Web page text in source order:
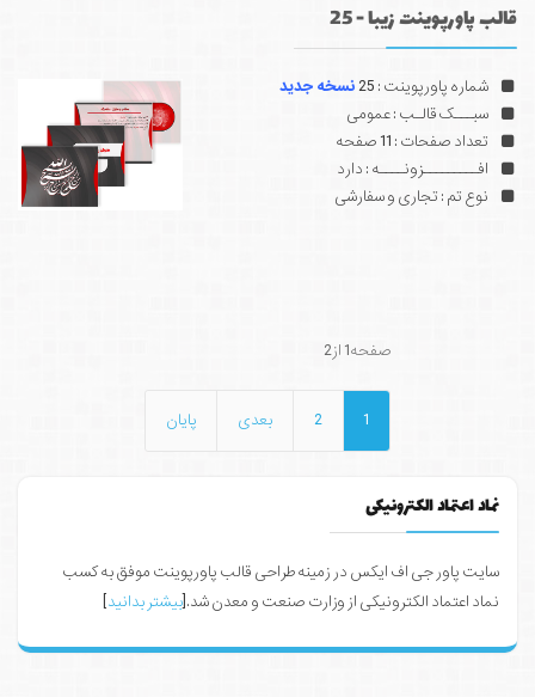
قالب پاورپوینت زیبا - 25
شماره پاورپوینت : 25
نسخه جدید
سبـــک قالـب : عمومی
تعداد صفحات : 11 صفحه
افـــــــــزونــــه : دارد
نوع تم : تجاری و سفارشی
صفحه1 از2
1
2 بعدی پایان
نماد اعتماد الکترونیکی
سایت پاور جی اف ایکس در زمینه طراحی قالب پاورپوینت موفق به کسب
نماد اعتماد الکترونیکی از وزارت صنعت و معدن شد.[بیشتر بدانید]